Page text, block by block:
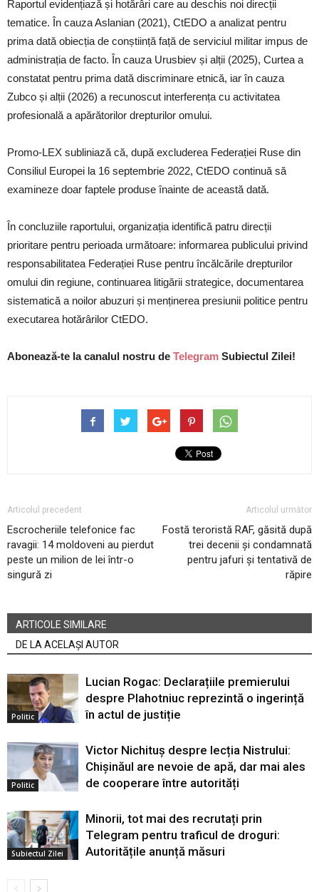
Raportul evidențiază și hotărâri care au deschis noi direcții
tematice. În cauza Aslanian (2021), CtEDO a analizat pentru
prima dată obiecția de conștiință față de serviciul militar impus de
administrația de facto. În cauza Urusbiev și alții (2025), Curtea a
constatat pentru prima dată discriminare etnică, iar în cauza
Zubco și alții (2026) a recunoscut interferența cu activitatea
profesională a apărătorilor drepturilor omului.
Promo-LEX subliniază că, după excluderea Federației Ruse din
Consiliul Europei la 16 septembrie 2022, CtEDO continuă să
examineze doar faptele produse înainte de această dată.
În concluziile raportului, organizația identifică patru direcții
prioritare pentru perioada următoare: informarea publicului privind
responsabilitatea Federației Ruse pentru încălcările drepturilor
omului din regiune, continuarea litigării strategice, documentarea
sistematică a noilor abuzuri și menținerea presiunii politice pentru
executarea hotărârilor CtEDO.
Abonează-te la canalul nostru de Telegram Subiectul Zilei!
Articolul precedent
Escrocheriile telefonice fac
ravagii: 14 moldoveni au pierdut
peste un milion de lei într-o
singură zi
Articolul următor
Fostă teroristă RAF, găsită după
trei decenii și condamnată
pentru jafuri și tentativă de
răpire
ARTICOLE SIMILARE
DE LA ACELAȘI AUTOR
Politic
Lucian Rogac: Declarațiile premierului
despre Plahotniuc reprezintă o ingerință
în actul de justiție
Politic
Victor Nichituș despre lecția Nistrului:
Chișinăul are nevoie de apă, dar mai ales
de cooperare între autorități
Subiectul Zilei
Minorii, tot mai des recrutați prin
Telegram pentru traficul de droguri:
Autoritățile anunță măsuri